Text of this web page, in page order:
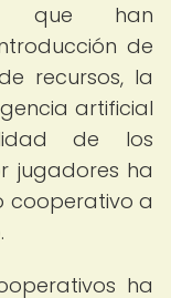
que han
de
recursos, la
artificial
de los
jugadores ha
cooperativo a
ha